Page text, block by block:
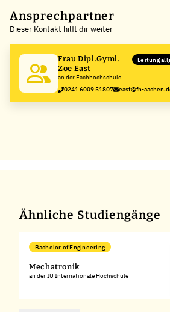
+
−
Ansprechpartner
Dieser Kontakt hilft dir weiter
Frau Dipl.Gyml.
Zoe East
an der Fachhochschule
Aachen
Leitung
0241 6009 51807 east@fh-
Ähnliche Studiengänge
Bachelor of Engineering
Mechatronik
an der IU Internationale Hochschule